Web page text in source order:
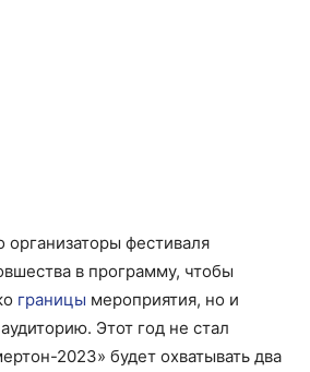
организаторы фестиваля
в программу, чтобы
границы мероприятия, но и
Этот год не стал
2023» будет охватывать два